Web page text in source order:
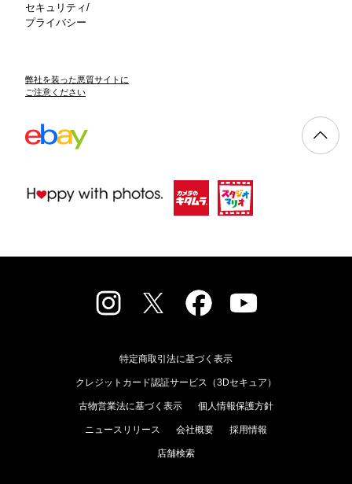
セキュリティ/
プライバシー
弊社を装った悪質サイトに
ご注意ください
特定商取引法に基づく表示
クレジットカード認証サービス（3Dセキュア）
古物営業法に基づく表示 個人情報保護方針
ニュースリリース 会社概要 採用情報
店舗検索